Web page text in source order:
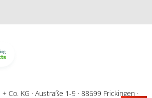
Co. KG · Austraße 1-9 · 88699 Frickingen ·